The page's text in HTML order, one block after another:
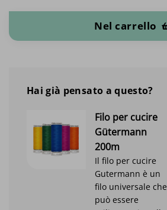
Nel carrello
Hai già pensato a questo?
Filo per cucire
Gütermann
200m
Il filo per cucire
Gutermann è un
filo universale che
può essere